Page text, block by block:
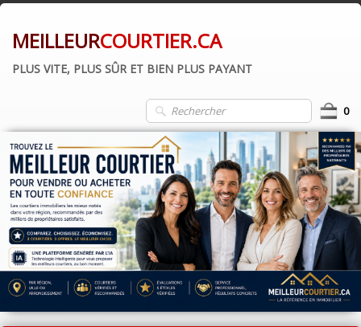
MEILLEURCOURTIER.CA
PLUS VITE, PLUS SÛR ET BIEN PLUS PAYANT
0